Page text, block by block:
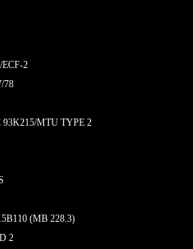
2
78
93K215/MTU TYPE 2
(MB 228.3)
2